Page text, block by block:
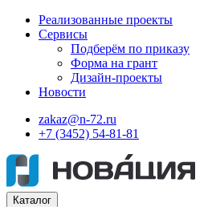
Реализованные проекты
Сервисы
Подберём по приказу
Форма на грант
Дизайн-проекты
Новости
zakaz@n-72.ru
+7 (3452) 54-81-81
Каталог